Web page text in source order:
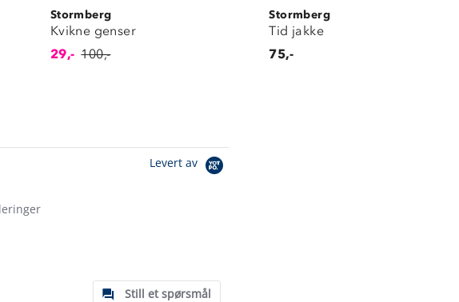
Stormberg
Kvikne genser
29,- 100,-
Stormberg
Tid jakke
75,-
Levert av
Still et spørsmål